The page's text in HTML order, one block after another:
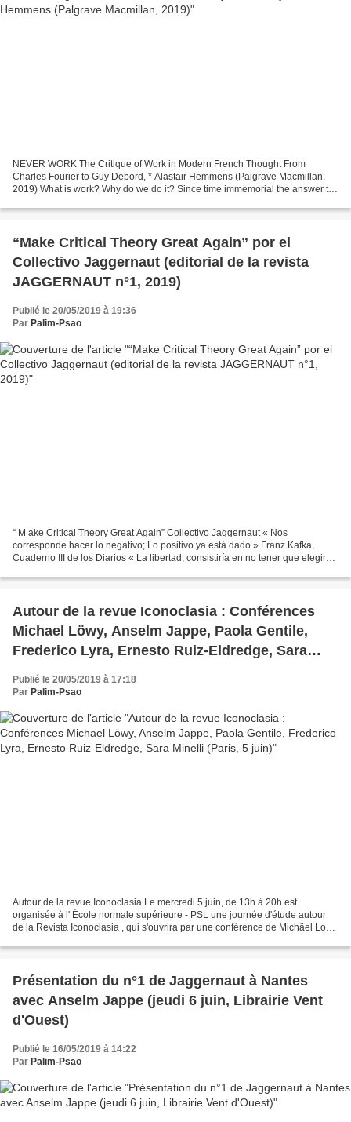
NEVER WORK The Critique of Work in Modern French Thought From
Charles Fourier to Guy Debord, * Alastair Hemmens (Palgrave Macmillan,
2019) What is work? Why do we do it? Since time immemorial the answer to
“Make Critical Theory Great Again” por el
Collectivo Jaggernaut (editorial de la revista
JAGGERNAUT n°1, 2019)
Publié le 20/05/2019 à 19:36
Par Palim-Psao
“ M ake Critical Theory Great Again” Collectivo Jaggernaut « Nos
corresponde hacer lo negativo; Lo positivo ya está dado » Franz Kafka,
Cuaderno III de los Diarios « La libertad, consistiría en no tener que elegir
Autour de la revue Iconoclasia : Conférences
Michael Löwy, Anselm Jappe, Paola Gentile,
Frederico Lyra, Ernesto Ruiz-Eldredge, Sara
Minelli (Paris, 5 juin)
Publié le 20/05/2019 à 17:18
Par Palim-Psao
Autour de la revue Iconoclasia Le mercredi 5 juin, de 13h à 20h est
organisée à l' École normale supérieure - PSL une journée d'étude autour
de la Revista Iconoclasia , qui s'ouvrira par une conférence de Michäel Lowy
Présentation du n°1 de Jaggernaut à Nantes
avec Anselm Jappe (jeudi 6 juin, Librairie Vent
d'Ouest)
Publié le 16/05/2019 à 14:22
Par Palim-Psao